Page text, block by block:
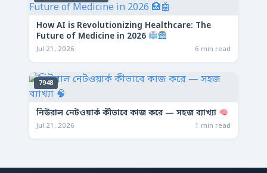
How AI is Revolutionizing Healthcare: The
Future of Medicine in 2026
Jul 21, 2026 6 min read
7948
নিউরাল নেটওয়ার্ক কীভাবে কাজ করে — সহজ ব্যাখ্যা
Jul 21, 2026 1 min read